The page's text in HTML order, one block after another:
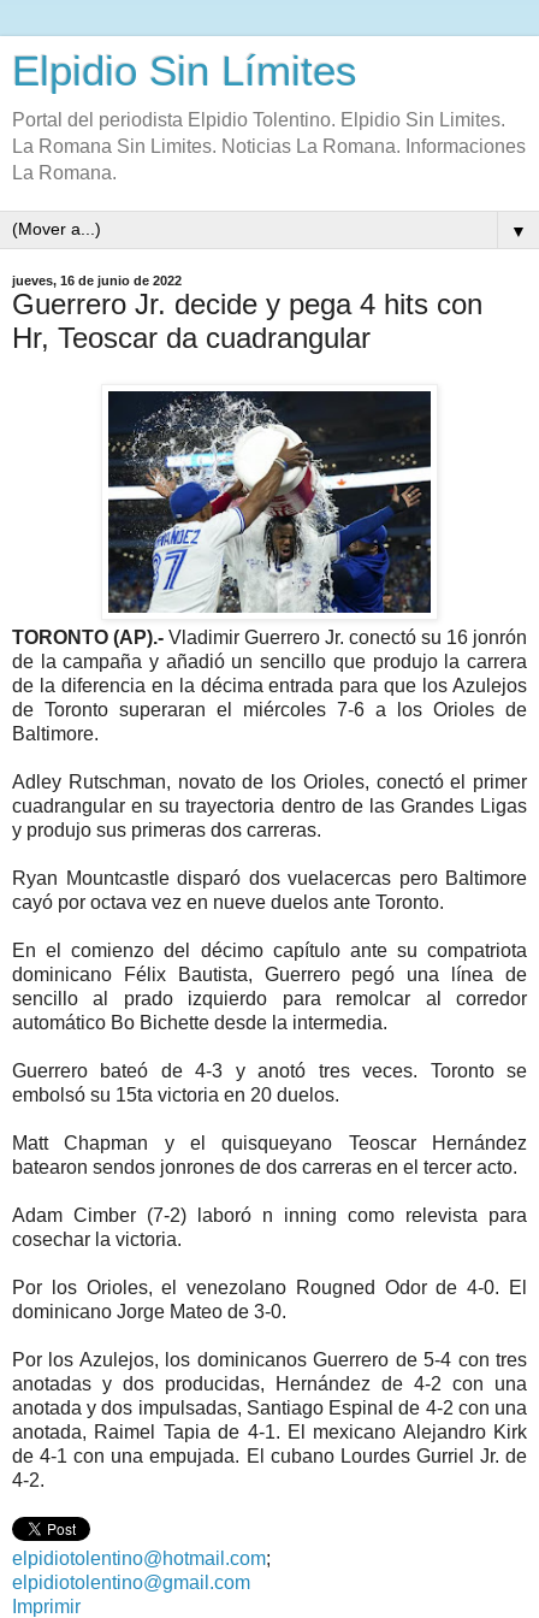
Elpidio Sin Límites
Portal del periodista Elpidio Tolentino. Elpidio Sin Limites.
La Romana Sin Limites. Noticias La Romana. Informaciones
La Romana.
▼
jueves, 16 de junio de 2022
Guerrero Jr. decide y pega 4 hits con
Hr, Teoscar da cuadrangular
TORONTO (AP).- Vladimir Guerrero Jr. conectó su 16 jonrón
de la campaña y añadió un sencillo que produjo la carrera
de la diferencia en la décima entrada para que los Azulejos
de Toronto superaran el miércoles 7-6 a los Orioles de
Baltimore.
Adley Rutschman, novato de los Orioles, conectó el primer
cuadrangular en su trayectoria dentro de las Grandes Ligas
y produjo sus primeras dos carreras.
Ryan Mountcastle disparó dos vuelacercas pero Baltimore
cayó por octava vez en nueve duelos ante Toronto.
En el comienzo del décimo capítulo ante su compatriota
dominicano Félix Bautista, Guerrero pegó una línea de
sencillo al prado izquierdo para remolcar al corredor
automático Bo Bichette desde la intermedia.
Guerrero bateó de 4-3 y anotó tres veces. Toronto se
embolsó su 15ta victoria en 20 duelos.
Matt Chapman y el quisqueyano Teoscar Hernández
batearon sendos jonrones de dos carreras en el tercer acto.
Adam Cimber (7-2) laboró n inning como relevista para
cosechar la victoria.
Por los Orioles, el venezolano Rougned Odor de 4-0. El
dominicano Jorge Mateo de 3-0.
Por los Azulejos, los dominicanos Guerrero de 5-4 con tres
anotadas y dos producidas, Hernández de 4-2 con una
anotada y dos impulsadas, Santiago Espinal de 4-2 con una
anotada, Raimel Tapia de 4-1. El mexicano Alejandro Kirk
de 4-1 con una empujada. El cubano Lourdes Gurriel Jr. de
4-2.
elpidiotolentino@hotmail.com;
elpidiotolentino@gmail.com
Imprimir